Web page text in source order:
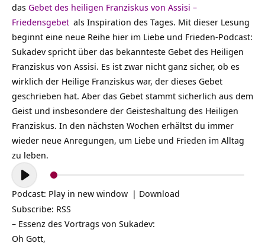
das Gebet des heiligen Franziskus von Assisi –
Friedensgebet als Inspiration des Tages. Mit dieser Lesung
beginnt eine neue Reihe hier im Liebe und Frieden-Podcast:
Sukadev spricht über das bekannteste Gebet des Heiligen
Franziskus von Assisi. Es ist zwar nicht ganz sicher, ob es
wirklich der Heilige Franziskus war, der dieses Gebet
geschrieben hat. Aber das Gebet stammt sicherlich aus dem
Geist und insbesondere der Geisteshaltung des Heiligen
Franziskus. In den nächsten Wochen erhältst du immer
wieder neue Anregungen, um Liebe und Frieden im Alltag
zu leben.
Audio-
Player
Podcast: Play in new window | Download
Subscribe: RSS
– Essenz des Vortrags von Sukadev:
Oh Gott,